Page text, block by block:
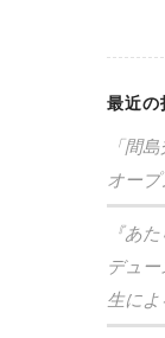
最近の
「間
オープ
『あ
デュ
生に